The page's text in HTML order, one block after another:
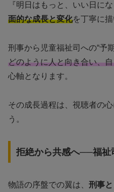
『明日はもっと、いい日に
面的な成長と変化を丁寧に描
刑事から児童福祉司への“予
どのように人と向き合い、
心軸となります。
その成長過程は、視聴者の
う。
拒絶から共感へ──福祉
物語の序盤での翼は、 刑事